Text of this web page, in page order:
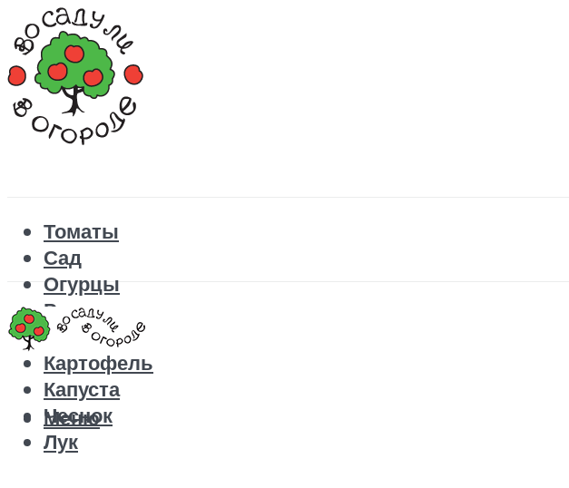
Томаты
Сад
Огурцы
Рецепты
Перец
Картофель
Капуста
Чеснок
Лук
Меню